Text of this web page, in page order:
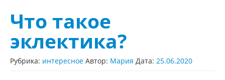
Что такое
эклектика?
Рубрика: интересное Автор: Мария Дата: 25.06.2020